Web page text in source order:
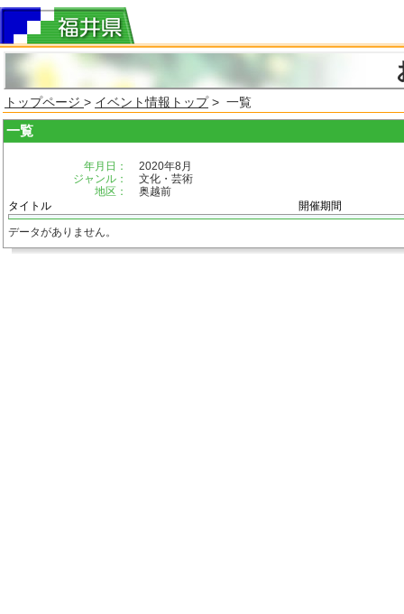
トップページ > イベント情報トップ> 一覧
一覧
年月日：
2020年8月
ジャンル：
文化・芸術
地区：
奥越前
タイトル
開催期間
データがありません。